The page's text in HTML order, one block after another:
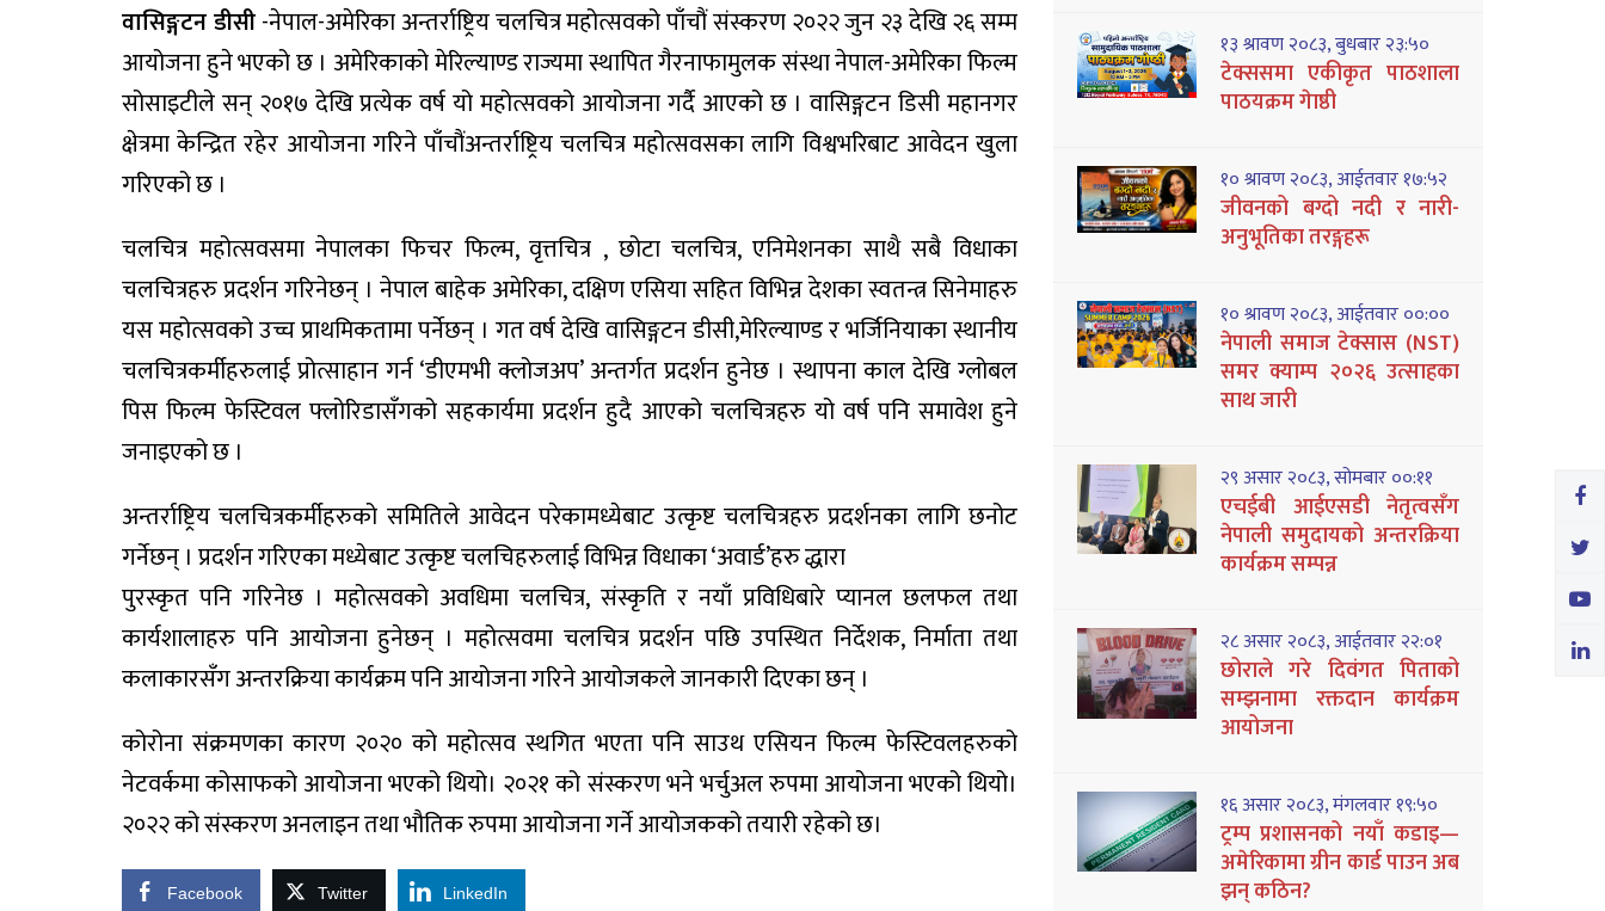
वासिङ्गटन डीसी-नेपाल-अमेरिका अन्तर्राष्ट्रिय चलचित्र महोत्सवको पाँचौं संस्करण २०२२ जुन २३ देखि २६ सम्म
आयोजना हुने भएको छ । अमेरिकाको मेरिल्याण्ड राज्यमा स्थापित गैरनाफामुलक संस्था नेपाल-अमेरिका फिल्म
सोसाइटीले सन् २०१७ देखि प्रत्येक वर्ष यो महोत्सवको आयोजना गर्दै आएको छ । वासिङ्गटन डिसी महानगर
क्षेत्रमा केन्द्रित रहेर आयोजना गरिने पाँचौंअन्तर्राष्ट्रिय चलचित्र महोत्सवसका लागि विश्वभरिबाट आवेदन खुला
गरिएको छ ।
चलचित्र महोत्सवसमा नेपालका फिचर फिल्म, वृत्तचित्र , छोटा चलचित्र, एनिमेशनका साथै सबै विधाका
चलचित्रहरु प्रदर्शन गरिनेछन् । नेपाल बाहेक अमेरिका, दक्षिण एसिया सहित विभिन्न देशका स्वतन्त्र सिनेमाहरु
यस महोत्सवको उच्च प्राथमिकतामा पर्नेछन् । गत वर्ष देखि वासिङ्गटन डीसी,मेरिल्याण्ड र भर्जिनियाका स्थानीय
चलचित्रकर्मीहरुलाई प्रोत्साहान गर्न ‘डीएमभी क्लोजअप’ अन्तर्गत प्रदर्शन हुनेछ । स्थापना काल देखि ग्लोबल
पिस फिल्म फेस्टिवल फ्लोरिडासँगको सहकार्यमा प्रदर्शन हुदै आएको चलचित्रहरु यो वर्ष पनि समावेश हुने
जनाइएको छ ।
अन्तर्राष्ट्रिय चलचित्रकर्मीहरुको समितिले आवेदन परेकामध्येबाट उत्कृष्ट चलचित्रहरु प्रदर्शनका लागि छनोट
गर्नेछन् । प्रदर्शन गरिएका मध्येबाट उत्कृष्ट चलचिहरुलाई विभिन्न विधाका ‘अवार्ड’हरु द्धारा
पुरस्कृत पनि गरिनेछ । महोत्सवको अवधिमा चलचित्र, संस्कृति र नयाँ प्रविधिबारे प्यानल छलफल तथा
कार्यशालाहरु पनि आयोजना हुनेछन् । महोत्सवमा चलचित्र प्रदर्शन पछि उपस्थित निर्देशक, निर्माता तथा
कलाकारसँग अन्तरक्रिया कार्यक्रम पनि आयोजना गरिने आयोजकले जानकारी दिएका छन् ।
कोरोना संक्रमणका कारण २०२० को महोत्सव स्थगित भएता पनि साउथ एसियन फिल्म फेस्टिवलहरुको
नेटवर्कमा कोसाफको आयोजना भएको थियो। २०२१ को संस्करण भने भर्चुअल रुपमा आयोजना भएको थियो।
२०२२ को संस्करण अनलाइन तथा भौतिक रुपमा आयोजना गर्ने आयोजकको तयारी रहेको छ।
Facebook Twitter LinkedIn
१३ श्रावण २०८३, बुधबार २३:५०
टेक्ससमा एकीकृत पाठशाला
पाठयक्रम गेाष्ठी
१० श्रावण २०८३, आईतवार १७:५२
जीवनको बग्दो नदी र नारी-
अनुभूतिका तरङ्गहरू
१० श्रावण २०८३, आईतवार ००:००
नेपाली समाज टेक्सास (NST)
समर क्याम्प २०२६ उत्साहका
साथ जारी
२९ असार २०८३, सोमबार ००:११
एचईबी आईएसडी नेतृत्वसँग
नेपाली समुदायको अन्तरक्रिया
कार्यक्रम सम्पन्न
२८ असार २०८३, आईतवार २२:०१
छोराले गरे दिवंगत पिताको
सम्झनामा रक्तदान कार्यक्रम
आयोजना
१६ असार २०८३, मंगलवार १९:५०
ट्रम्प प्रशासनको नयाँ कडाइ—
अमेरिकामा ग्रीन कार्ड पाउन अब
झन् कठिन?